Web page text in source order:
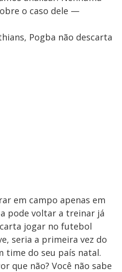
o caso dele —
Pogba não descarta
em campo apenas em
pode voltar a treinar já
jogar no futebol
seria a primeira vez do
time do seu país natal.
que não? Você não sabe